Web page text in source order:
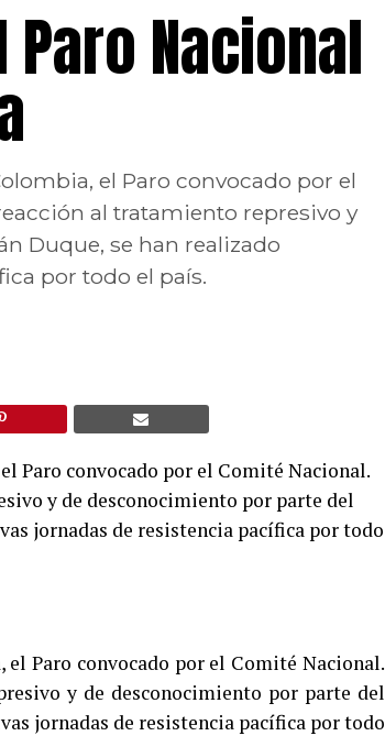
Nacional
el Paro convocado por el
al tratamiento represivo y
Duque, se han realizado
por todo el país.
Paro convocado por el Comité Nacional.
y de desconocimiento por parte del
jornadas de resistencia pacífica por todo
Paro convocado por el Comité Nacional.
y de desconocimiento por parte del
jornadas de resistencia pacífica por todo